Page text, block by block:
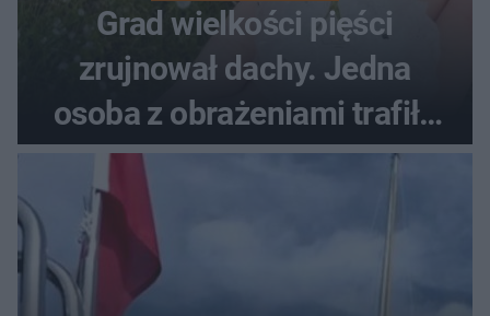
Grad wielkości pięści
zrujnował dachy. Jedna
osoba z obrażeniami trafiła
do szpitala